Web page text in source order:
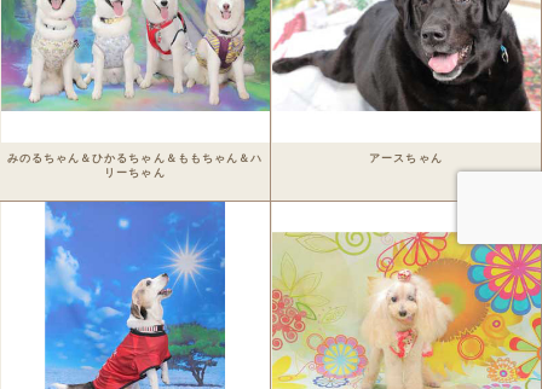
みのるちゃん＆ひかるちゃん＆ももちゃん＆ハ
リーちゃん
アースちゃん
今月のパシャワン月間グランプリ
最新月撮影会アルバム
日用雑貨＆文具
マグカップ
クリアファイル
眼鏡ケース
インテリア雑貨